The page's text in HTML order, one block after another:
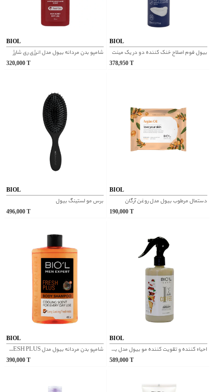
BIOL
شامپو بدن مردانه بیول مدل انرژی ری شارژ
320,000
BIOL
بیول فوم اصلاح خنک کننده دو در یک مینت
378,950
BIOL
برس مو لستینگ بیول
496,000
BIOL
دستمال مرطوب بیول مدل روغن آرگان
190,000
BIOL
شامپو بدن مردانه بیول مدل FRESH PLUS
390,000
BIOL
احياء كننده و تقويت كننده مو بیول مدل بستني نسكافه اي مو
589,000